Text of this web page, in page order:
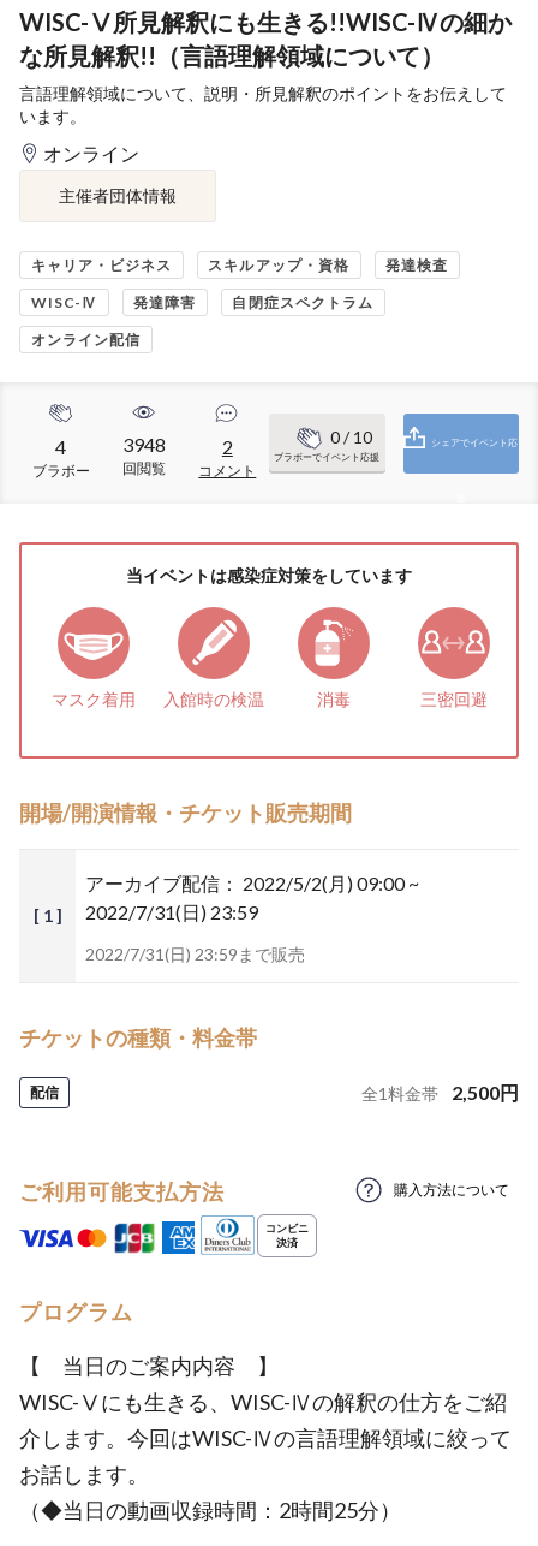
WISC-Ⅴ所見解釈にも生きる!!WISC-Ⅳの細か
な所見解釈!!（言語理解領域について）
言語理解領域について、説明・所見解釈のポイントをお伝えして
います。
オンライン
主催者団体情報
キャリア・ビジネス スキルアップ・資格 発達検査
WISC-Ⅳ 発達障害 自閉症スペクトラム
オンライン配信
4
ブラボー
3948
回閲覧
2
コメント
0/ 10
ブラボーでイベント応援
シェアでイベント応
当イベントは感染症対策をしています
マスク着用 入館時の検温 消毒 三密回避
開場/開演情報・チケット販売期間
[ 1 ]
アーカイブ配信： 2022/5/2(月) 09:00 ~
2022/7/31(日) 23:59
2022/7/31(日) 23:59まで販売
チケットの種類・料金帯
配信 全1料金帯 2,500円
ご利用可能支払方法 購入方法について
プログラム
【 当日のご案内内容 】
WISC-Ⅴにも生きる、WISC-Ⅳの解釈の仕方をご紹
介します。今回はWISC-Ⅳの言語理解領域に絞って
お話します。
（◆当日の動画収録時間：2時間25分）